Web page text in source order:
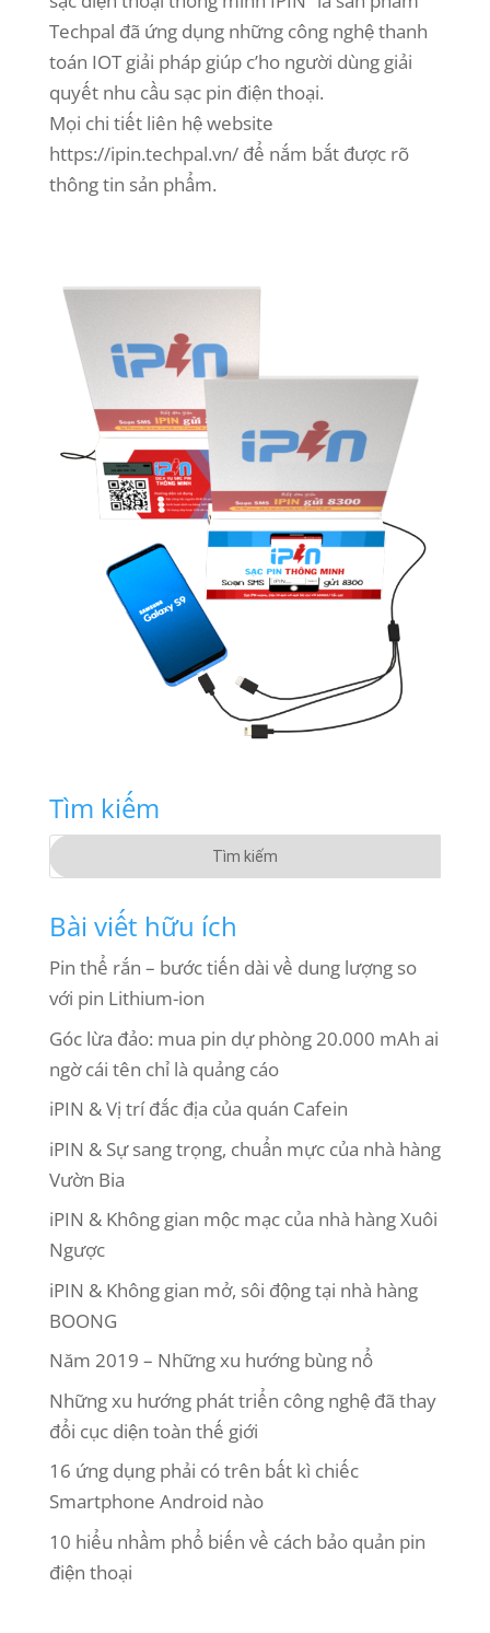
Techpal đã ứng dụng những công nghệ thanh
toán IOT giải pháp giúp c’ho người dùng giải
quyết nhu cầu sạc pin điện thoại.
Mọi chi tiết liên hệ website
https://ipin.techpal.vn/ để nắm bắt được rõ
thông tin sản phẩm.
Tìm kiếm
Bài viết hữu ích
Pin thể rắn – bước tiến dài về dung lượng so
với pin Lithium-ion
Góc lừa đảo: mua pin dự phòng 20.000 mAh ai
ngờ cái tên chỉ là quảng cáo
iPIN & Vị trí đắc địa của quán Cafein
iPIN & Sự sang trọng, chuẩn mực của nhà hàng
Vườn Bia
iPIN & Không gian mộc mạc của nhà hàng Xuôi
Ngược
iPIN & Không gian mở, sôi động tại nhà hàng
BOONG
Năm 2019 – Những xu hướng bùng nổ
Những xu hướng phát triển công nghệ đã thay
đổi cục diện toàn thế giới
16 ứng dụng phải có trên bất kì chiếc
Smartphone Android nào
10 hiểu nhầm phổ biến về cách bảo quản pin
điện thoại